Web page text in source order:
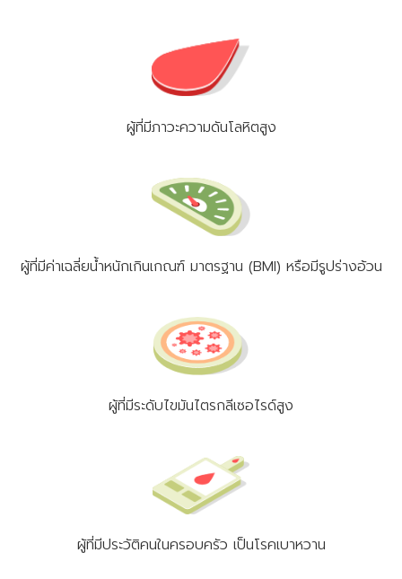
ผู้ที่มีภาวะความดันโลหิตสูง
ผู้ที่มีค่าเฉลี่ยน้ำหนักเกินเกณฑ์ มาตรฐาน (BMI) หรือมีรูปร่างอ้วน
ผู้ที่มีระดับไขมันไตรกลีเซอไรด์สูง
ผู้ที่มีประวัติคนในครอบครัว เป็นโรคเบาหวาน